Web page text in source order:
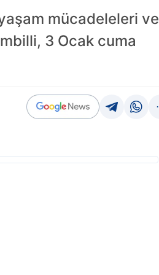
mücadeleleri ve
3 Ocak cuma